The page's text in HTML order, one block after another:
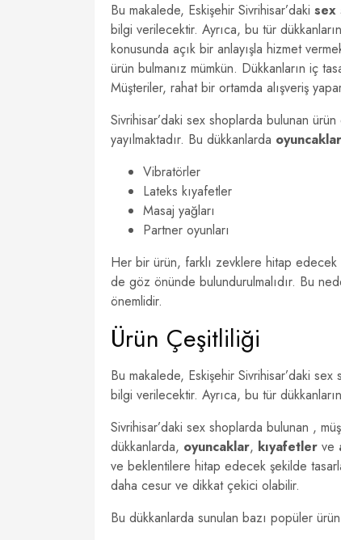
Bu makalede, Eskişehir Sivrihisar’daki sex
bilgi verilecektir. Ayrıca, bu tür
konusunda açık bir anlayışla hizmet
ürün bulmanız mümkün. Dükkanların iç
Müşteriler, rahat bir ortamda alışveriş
Sivrihisar’daki sex shoplarda bulunan
yayılmaktadır. Bu dükkanlarda
Vibratörler
Lateks kıyafetler
Masaj yağları
Partner oyunları
Her bir ürün, farklı zevklere hitap edecek
de göz önünde bulundurulmalıdır. Bu
önemlidir.
Ürün Çeşitliliği
Bu makalede, Eskişehir Sivrihisar’daki
bilgi verilecektir. Ayrıca, bu tür
Sivrihisar’daki sex shoplarda bulunan ,
dükkanlarda, oyuncaklar, kıyafetler ve
ve beklentilere hitap edecek şekilde
daha cesur ve dikkat çekici olabilir.
Bu dükkanlarda sunulan bazı popüler